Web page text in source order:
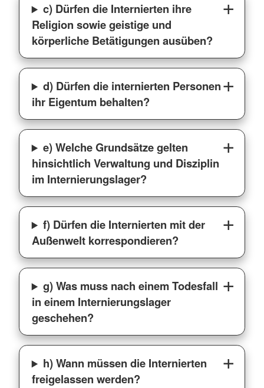
c) Dürfen die Internierten ihre
Religion sowie geistige und
körperliche Betätigungen ausüben?
d) Dürfen die internierten Personen
ihr Eigentum behalten?
e) Welche Grundsätze gelten
hinsichtlich Verwaltung und Disziplin
im Internierungslager?
f) Dürfen die Internierten mit der
Außenwelt korrespondieren?
g) Was muss nach einem Todesfall
in einem Internierungslager
geschehen?
h) Wann müssen die Internierten
freigelassen werden?